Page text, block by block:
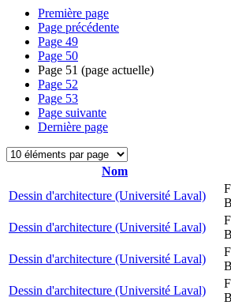
Première page
Page précédente
Page 49
Page 50
Page 51 (page actuelle)
Page 52
Page 53
Page suivante
Dernière page
Nom
Dessin d'architecture (Université Laval)
Dessin d'architecture (Université Laval)
Dessin d'architecture (Université Laval)
Dessin d'architecture (Université Laval)